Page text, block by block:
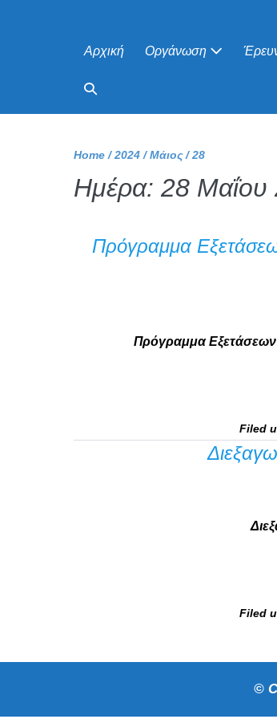
Αρχική Οργάνωση
Home /2024 /Μάιος /28
Ημέρα: 28 Μαΐου
Πρόγραμμα
Πρόγραμμα Εξετάσεων
Filed
Filed
©